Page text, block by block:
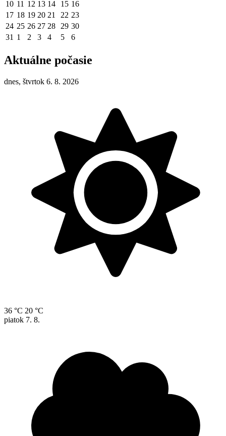
10 11 12 13 14 15 16
17 18 19 20 21 22 23
24 25 26 27 28 29 30
31 1 2 3 4 5 6
Aktuálne počasie
dnes, štvrtok 6. 8. 2026
36 °C 20 °C
piatok 7. 8.